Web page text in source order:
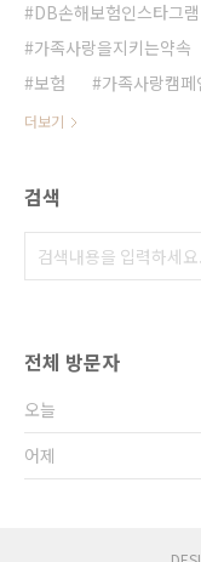
DB손해보험인스타그램
가족사랑을지키는약속
보험
가족사랑캠페
더보기
검색
전체 방문자
오늘
어제